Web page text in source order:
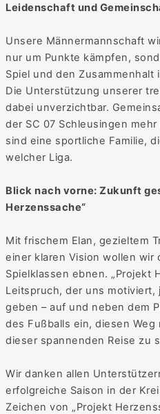
Leidenschaft und
Unsere Männermannschaft
nur um Punkte kämpfen,
Spiel und den
Die Unterstützung unserer
dabei unverzichtbar.
der SC 07 Schleusingen
sind eine sportliche Familie,
welcher Liga.
Blick nach vorne: Zukunft
Herzenssache“
Mit frischem Elan, gezieltem
einer klaren Vision wollen wir
Spielklassen ebnen. „Projekt
Leitspruch, der uns motiviert,
geben – auf und neben dem
des Fußballs ein, diesen
dieser spannenden Reise zu
Wir danken allen
erfolgreiche Saison in der
Zeichen von „Projekt